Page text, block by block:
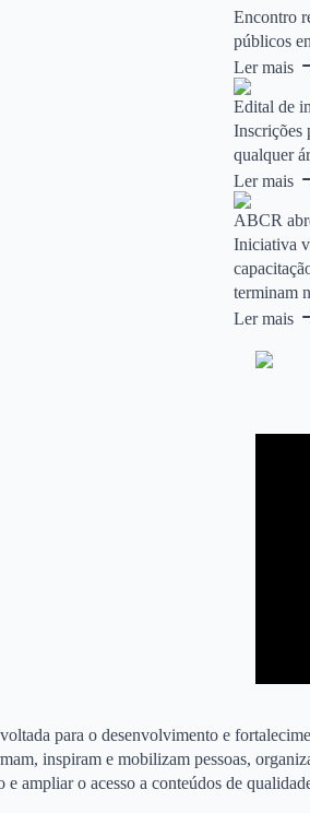
Encontro
públicos
Ler mais
Edital de
Inscrições
qualquer
Ler mais
ABCR
Iniciativa
terminam
Ler mais
para o desenvolvimento e
inspiram e mobilizam pessoas,
e ampliar o acesso a conteúdos de